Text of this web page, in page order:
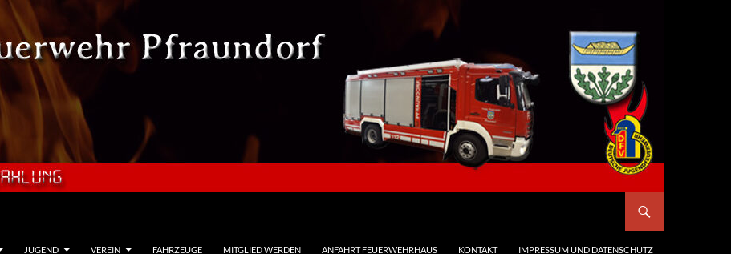
JUGEND VEREIN FAHRZEUGE MITGLIED WERDEN ANFAHRT FEUERWEHRHAUS KONTAKT IMPRESSUM UND DATENSCHUTZ